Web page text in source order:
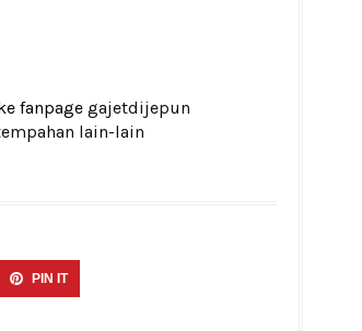
fanpage gajetdijepun
lain-lain
PIN IT